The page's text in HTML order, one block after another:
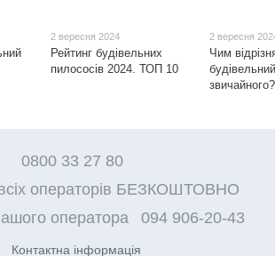
2 вересня 2024
Рейтинг будівельних
пилососів 2024. ТОП 10
2 вересня
Чим
звичайного?
0800 33 27 80
операторів БЕЗКОШТОВНО
оператора
094 906-20-43
Контактна інформація